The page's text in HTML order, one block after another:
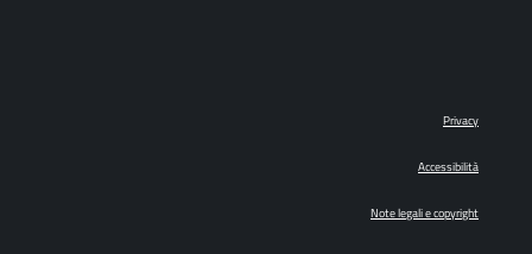
Privacy
Accessibilità
Note legali e copyright